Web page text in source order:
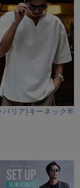
ッチバンドカラー
バリア)キーネック半